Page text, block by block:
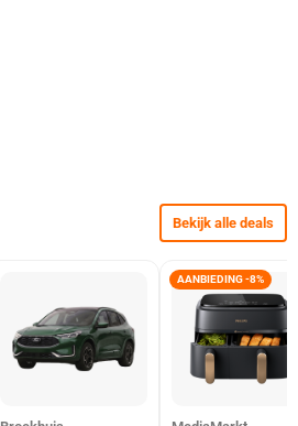
Bekijk alle deals
AANBIEDING -8%